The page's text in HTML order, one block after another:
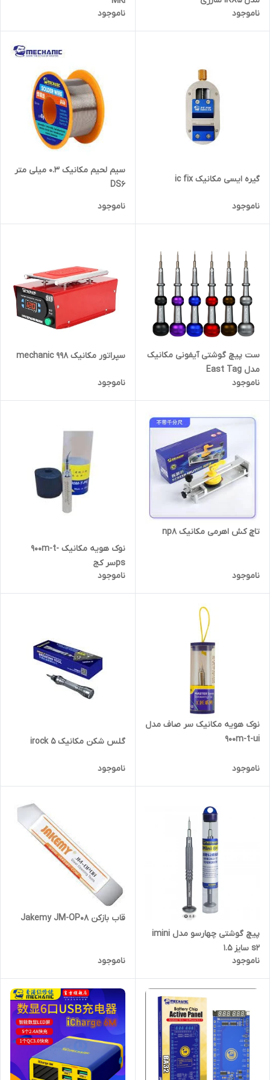
ناموجود
ناموجود
گیره ایسی مکانیک ic fix
ناموجود
سیم لحیم مکانیک 0.3 میلی متر
DS6
ناموجود
ست پیچ گوشتی آیفونی مکانیک
مدل East Tag
ناموجود
سپراتور مکانیک mechanic 998
ناموجود
تاچ کش اهرمی مکانیک np8
ناموجود
نوک هویه مکانیک 900m-t-
psسر کج
ناموجود
نوک هویه مکانیک سر صاف مدل
900m-t-ui
ناموجود
گلس شکن مکانیک irock 5
ناموجود
پیچ گوشتی چهارسو مدل imini
s2 سایز 1.5
ناموجود
قاب بازکن Jakemy JM-OP08
ناموجود